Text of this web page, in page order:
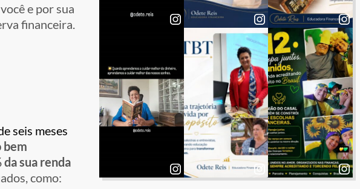
e por sua
financeira.
seis meses
bem
da sua renda
como: